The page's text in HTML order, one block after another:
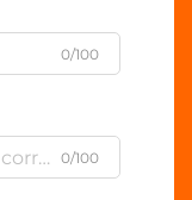
0/100
0/100